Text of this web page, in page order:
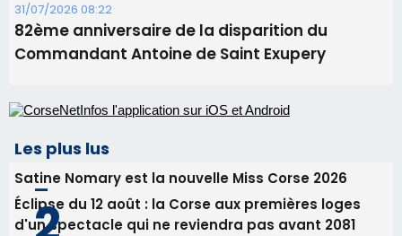
31/07/2026 08:22
82ème anniversaire de la disparition du
Commandant Antoine de Saint Exupery
Les plus lus
Satine Nomary est la nouvelle Miss Corse 2026
Éclipse du 12 août : la Corse aux premières loges
d'un spectacle qui ne reviendra pas avant 2081